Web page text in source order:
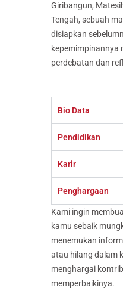
Giribangun,
Tengah, sebuah
disiapkan
kepemimpinannya
perdebatan dan
Bio Data
Pendidikan
Karir
Penghargaan
Kami ingin
kamu sebaik
menemukan
atau hilang dalam
menghargai
memperbaikinya.